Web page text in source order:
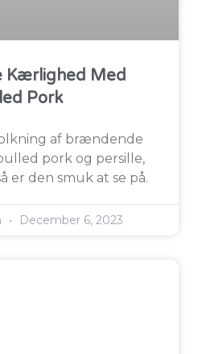
Kærlighed Med
Pork
af brændende
pork og persille,
er den smuk at se på.
December 6, 2023